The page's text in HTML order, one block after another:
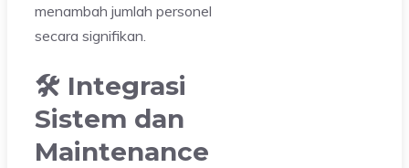
menambah jumlah personel
secara signifikan.
🛠️ Integrasi
Sistem dan
Maintenance